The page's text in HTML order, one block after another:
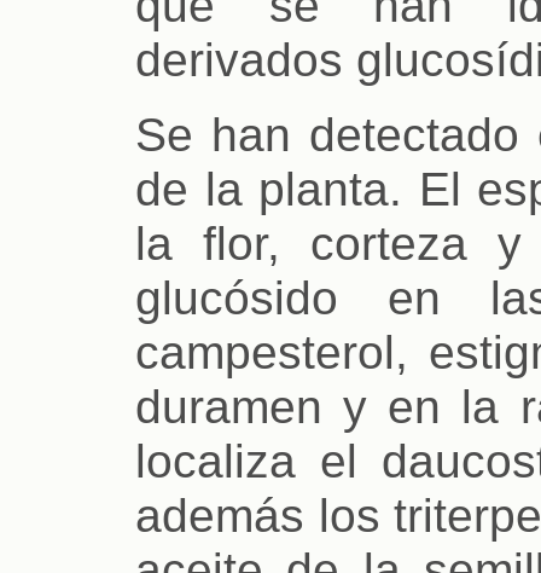
derivados
Se han
de la planta. El
la flor, corteza
glucósido en
campesterol,
duramen y en la
localiza el
además los